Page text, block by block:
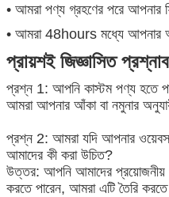
• আমরা পণ্য গ্রহণের পরে আপনার
• আমরা 48hours মধ্যে আপনার
প্রায়শই জিজ্ঞাসিত
প্রশ্ন 1: আপনি কাস্টম পণ্য হতে
আমরা আপনার আঁকা বা নমুনার
প্রশ্ন 2: আমরা যদি আপনার
আমাদের কী করা উচিত?
উত্তর: আপনি আমাদের প্রয়োজনীয়
করতে পারেন, আমরা এটি তৈরি করতে